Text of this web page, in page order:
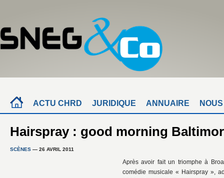
ACTU CHRD JURIDIQUE ANNUAIRE
Hairspray : good morning
SCÈNES — 26 AVRIL 2011
Après avoir fait un triomphe à
comédie musicale « Hairspray »,